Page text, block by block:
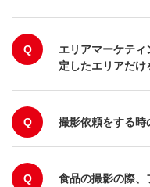
Q
エリアマーケテ
定したエリアだけ
Q 撮影依頼をする時
Q
食品の撮影の際、